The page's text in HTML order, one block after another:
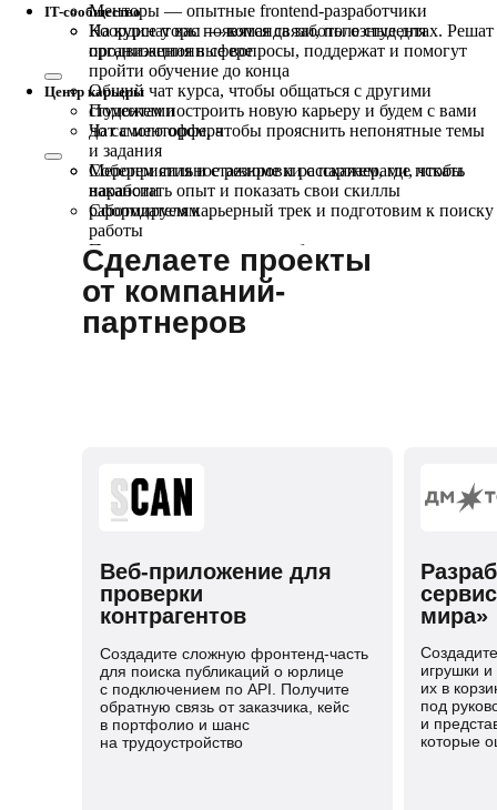
Менторы — опытные frontend-разработчики
Координаторы — команда заботы о студентах. Решат
организационные вопросы, поддержат и помогут
пройти обучение до конца
IT-сообщество
На курсе у вас появятся связи, полезные для
продвижения в сфере
Общий чат курса, чтобы общаться с другими
студентами
Чат с ментором, чтобы прояснить непонятные темы
и задания
Мероприятия и стажировки с партнерами, чтобы
наработать опыт и показать свои скиллы
работодателям
Центр карьеры
Поможем построить новую карьеру и будем с вами
до самого оффера
Соберем сильное резюме и расскажем, где искать
вакансии
Сформируем карьерный трек и подготовим к поиску
работы
Потренируем проходить собеседования
Научим искать работу за рубежом
Сделаете проекты
от компаний-
партнеров
Веб-приложение для
проверки
контрагентов
Создадите сложную фронтенд-часть
для поиска публикаций о юрлице
с подключением по API. Получите
обратную связь от заказчика, кейс
в портфолио и шанс
на трудоустройство
мира»
игрушки
их в
под
и
которые